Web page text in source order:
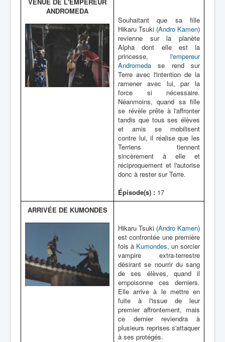
ANDROMEDA
Souhaitant que sa fille
Hikaru Tsuki (Andro Kamen)
revienne sur la planète
Alpha dont elle est la
princesse, l'empereur
Andromeda se rend sur
Terre avec l'intention de la
ramener avec lui, par la
force si nécessaire.
Néanmoins, quand sa fille
se révèle prête à l'affronter
tandis que tous ses élèves
et amis se mobilisent
contre lui, il réalise que les
Terriens tiennent
sincèrement à elle et
réciproquement et l'autorise
donc à rester sur Terre.
Épisode(s) : 17
ARRIVÉE DE KUMONDES
Hikaru Tsuki (Andro Kamen)
est confrontée une première
fois à Kumondes, un sorcier
vampire extra-terrestre
désirant se nourrir du sang
de ses élèves, quand il
empoisonne ces derniers.
Elle arrive à le mettre en
fuite à l'issue de leur
premier affrontement, mais
ce dernier reviendra à
plusieurs reprises s'attaquer
à ses protégés.